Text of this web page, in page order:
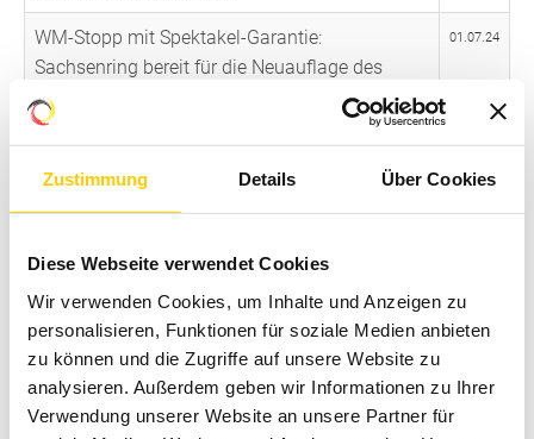
Zustimmung Details Über Cookies
Diese Webseite verwendet Cookies
Wir verwenden Cookies, um Inhalte und Anzeigen zu
personalisieren, Funktionen für soziale Medien anbieten
zu können und die Zugriffe auf unsere Website zu
analysieren. Außerdem geben wir Informationen zu Ihrer
Verwendung unserer Website an unsere Partner für
WM-Stopp mit Spektakel-Garantie:
Sachsenring bereit für die Neuauflage des
Ducati-Duells
01.07.24
Stefan Bradl: „Werde den Motorrad Grand Prix
am Sachsenring mehr denn je genießen“
27.06.24
Liqui Moly MotoGP auf dem Sachsenring
Packendes Rahmenprogramm: Motorsport-
Festival bei der MotoGP am Sachsenring
14.06.24
Zuschauer-Magnet Sachsenring: Mit Rabatten
für ADAC Mitglieder und Familien noch schnell
06.06.24